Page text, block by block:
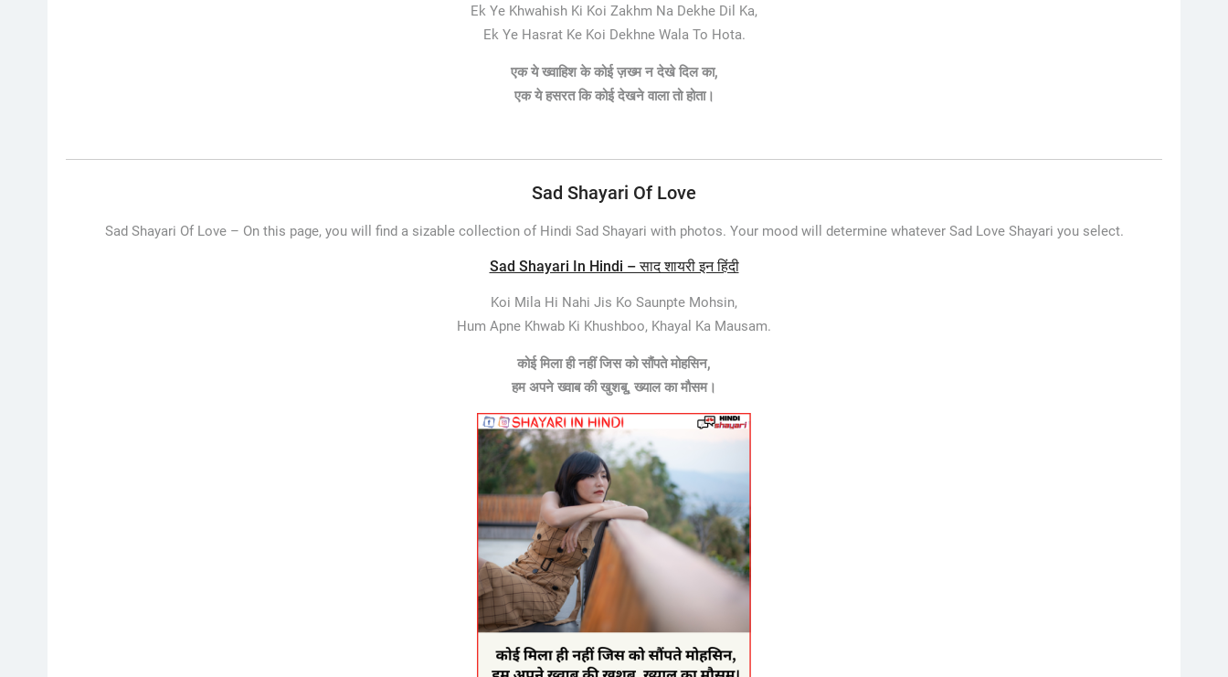
Ek Ye Khwahish Ki Koi Zakhm Na Dekhe Dil Ka,
Ek Ye Hasrat Ke Koi Dekhne Wala To Hota.
एक ये ख्वाहिश के कोई ज़ख्म न देखे दिल का,
एक ये हसरत कि कोई देखने वाला तो होता।
Sad Shayari Of Love
Sad Shayari Of Love – On this page, you will find a sizable collection of Hindi Sad Shayari with photos. Your mood will determine whatever Sad Love Shayari you select.
Sad Shayari In Hindi – साद शायरी इन हिंदी
Koi Mila Hi Nahi Jis Ko Saunpte Mohsin,
Hum Apne Khwab Ki Khushboo, Khayal Ka Mausam.
कोई मिला ही नहीं जिस को सौंपते मोहसिन,
हम अपने ख्वाब की खुशबू, ख्याल का मौसम।